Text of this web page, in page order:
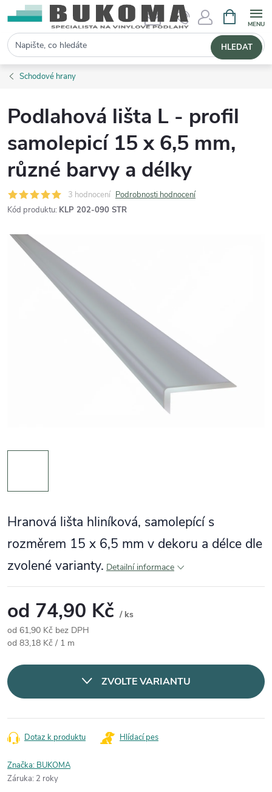
Hledat HLEDAT
Schodové hrany
Podlahová lišta L - profil
samolepicí 15 x 6,5 mm,
různé barvy a délky
3 hodnocení Podrobnosti hodnocení
Kód produktu: KLP 202-090 STR
Hranová lišta hliníková, samolepící s
rozměrem 15 x 6,5 mm v dekoru a délce dle
zvolené varianty. Detailní informace
od 74,90 Kč / ks
od 61,90 Kč bez DPH
Měrná cena:
od 83,18 Kč / 1 m
ZVOLTE VARIANTU
Dotaz k produktu Hlídací pes
Značka: BUKOMA
Záruka: 2 roky